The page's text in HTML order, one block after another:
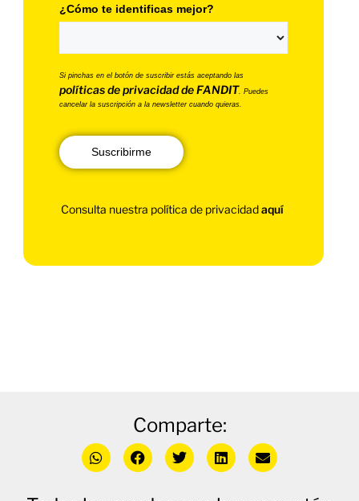
¿Cómo te identificas mejor?
Si pinchas en el botón de suscribir estás aceptando las
políticas de privacidad de FANDIT . Puedes
cancelar la suscripción a la newsletter cuando quieras.
Suscribirme
Consulta nuestra política de privacidadaquí
Comparte: